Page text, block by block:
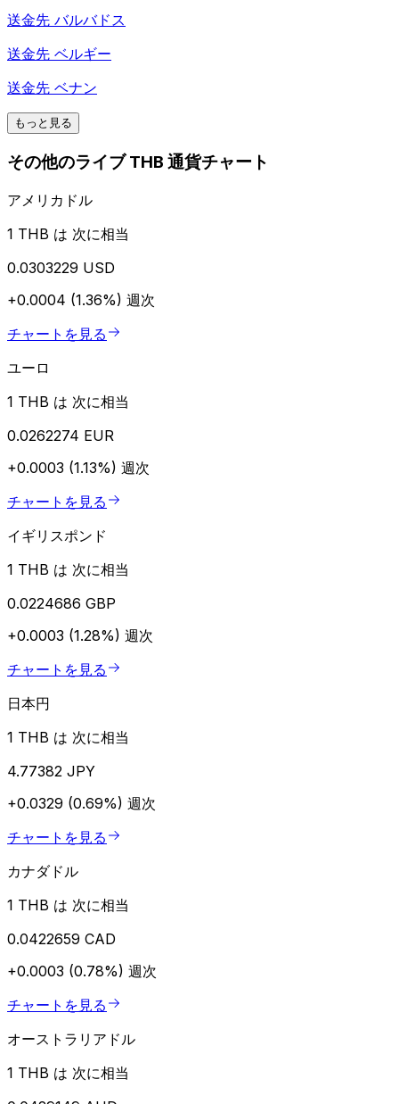
送金先 バルバドス
送金先 ベルギー
送金先 ベナン
もっと見る
その他のライブ THB 通貨チャート
アメリカドル
1 THB は 次に相当
0.0303229 USD
+0.0004 (1.36%) 週次
チャートを見る
ユーロ
1 THB は 次に相当
0.0262274 EUR
+0.0003 (1.13%) 週次
チャートを見る
イギリスポンド
1 THB は 次に相当
0.0224686 GBP
+0.0003 (1.28%) 週次
チャートを見る
日本円
1 THB は 次に相当
4.77382 JPY
+0.0329 (0.69%) 週次
チャートを見る
カナダドル
1 THB は 次に相当
0.0422659 CAD
+0.0003 (0.78%) 週次
チャートを見る
オーストラリアドル
1 THB は 次に相当